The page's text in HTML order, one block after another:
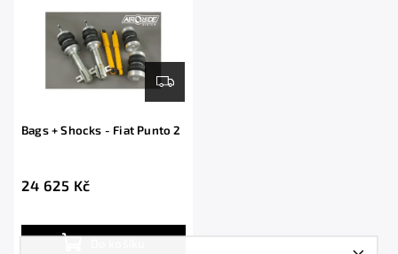
Bags + Shocks - Fiat Punto 2
24 625 Kč